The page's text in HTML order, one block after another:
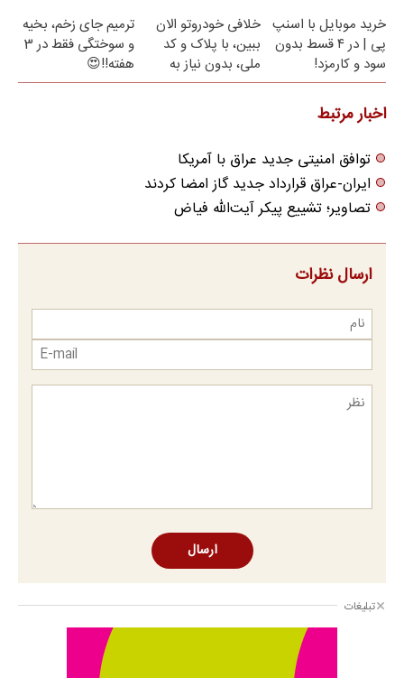
خرید موبایل با اسنپ
پی | در ۴ قسط بدون
سود و کارمزد!
خلافی خودروتو الان
ببین، با پلاک و کد
ملی، بدون نیاز به
مراجعه حضوری
ترمیم جای زخم، بخیه
و سوختگی فقط در 3
هفته!!😍
اخبار مرتبط
توافق امنیتی جدید عراق با آمریکا
ایران-عراق قرارداد جدید گاز امضا کردند
تصاویر؛ تشییع پیکر آیت‌الله فیاض
ارسال نظرات
ارسال
تبلیغات